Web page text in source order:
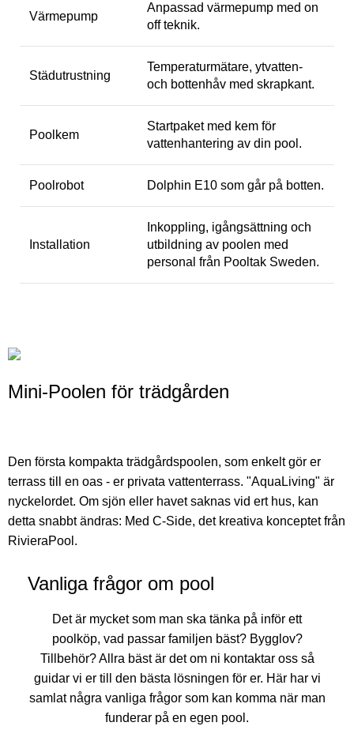
Värmepump
Anpassad värmepump med on
off teknik.
Städutrustning
Temperaturmätare, ytvatten-
och bottenhåv med skrapkant.
Poolkem
Startpaket med kem för
vattenhantering av din pool.
Poolrobot Dolphin E10 som går på botten.
Installation
Inkoppling, igångsättning och
utbildning av poolen med
personal från Pooltak Sweden.
Mini-Poolen för trädgården
Den första kompakta trädgårdspoolen, som enkelt gör er
terrass till en oas - er privata vattenterrass. "AquaLiving" är
nyckelordet. Om sjön eller havet saknas vid ert hus, kan
detta snabbt ändras: Med C-Side, det kreativa konceptet från
RivieraPool.
Vanliga frågor om pool
Det är mycket som man ska tänka på inför ett
poolköp, vad passar familjen bäst? Bygglov?
Tillbehör? Allra bäst är det om ni kontaktar oss så
guidar vi er till den bästa lösningen för er. Här har vi
samlat några vanliga frågor som kan komma när man
funderar på en egen pool.